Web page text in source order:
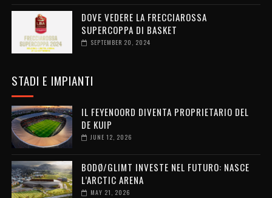
DOVE VEDERE LA FRECCIAROSSA
SUPERCOPPA DI BASKET
SEPTEMBER 20, 2024
STADI E IMPIANTI
IL FEYENOORD DIVENTA PROPRIETARIO DEL
DE KUIP
JUNE 12, 2026
BODØ/GLIMT INVESTE NEL FUTURO: NASCE
L’ARCTIC ARENA
MAY 21, 2026